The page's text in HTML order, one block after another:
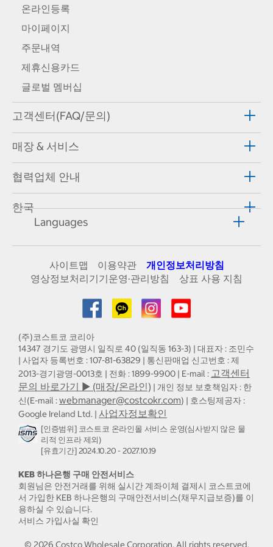
온라인등록
마이페이지
주문내역
제휴신용카드
글로벌 멤버십
고객센터(FAQ/문의)
매장 & 서비스
협력업체 안내
한국
Languages
사이트맵 이용약관
개인정보처리방침
영상정보처리기기운영·관리방침
상표 사용 지침
(주)코스트코 코리아
14347 경기도 광명시 일직로 40 (일직동 163-3) | 대표자 : 조민수
| 사업자 등록번호 : 107-81-63829 | 통신판매업 신고번호 : 제
2013-경기광명-0013호 | 전화 : 1899-9900 | E-mail : 고객센터
문의 바로가기 ▶ (매장/온라인) | 개인 정보 보호책임자 : 한
신(E-mail :webmanager@costcokr.com) | 호스팅제공자 :
Google Ireland Ltd. | 사업자정보확인
[인증범위] 코스트코 온라인몰 서비스 운영(심사받지 않은 물
리적 인프라 제외)
[유효기간] 2024.10.20 - 2027.10.19
KEB 하나은행 구매 안전서비스
회원님은 안전거래를 위해 실시간 계좌이체 결제시 코스트코에
서 가입한 KEB 하나은행의 구매안전서비스(채무지급보증)를 이
용하실 수 있습니다.
서비스 가입사실 확인
© 2026 Costco Wholesale Corporation. All rights reserved.